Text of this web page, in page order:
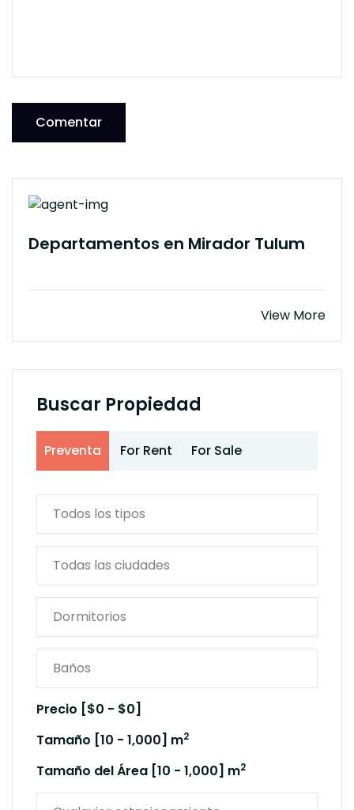
Comentar
Departamentos en Mirador Tulum
View More
Buscar Propiedad
Preventa For Rent For Sale
Precio [$0 - $0]
Tamaño [10 - 1,000] m2
Tamaño del Área [10 - 1,000] m2